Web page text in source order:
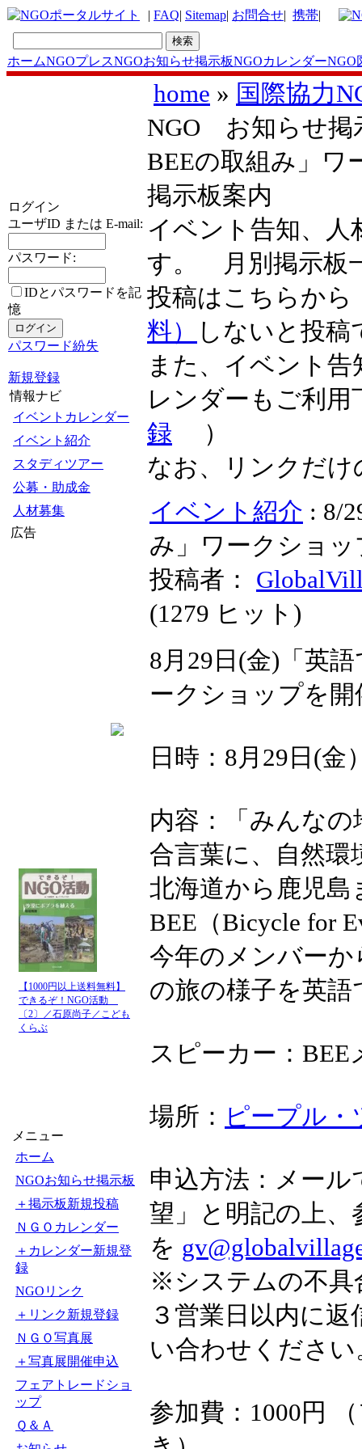
| FAQ| Sitemap| お問合せ| 携帯|
ホームNGOプレスNGOお知らせ掲示板NGOカレンダーNGO
ログイン
ユーザID または E-mail:
パスワード:
IDとパスワードを記
憶
パスワード紛失
新規登録
情報ナビ
イベントカレンダー
イベント紹介
スタディツアー
公募・助成金
人材募集
広告
【1000円以上送料無料】
できるぞ！NGO活動
〔2〕／石原尚子／こども
くらぶ
メニュー
ホーム
NGOお知らせ掲示板
＋掲示板新規投稿
ＮＧＯカレンダー
＋カレンダー新規登
録
NGOリンク
＋リンク新規登録
ＮＧＯ写真展
＋写真展開催申込
フェアトレードショ
ップ
Ｑ＆Ａ
home » 国際協力
NGO お知らせ掲
BEEの取組み」ワ
掲示板案内
イベント告知、人
す。 月別掲示
投稿はこちらか
料）
しないと投
また、イベント
レンダーもご利
録 ）
なお、リンクだ
イベント紹介 : 8/
み」ワークショッ
投稿者：
(1279 ヒット )
8月29日(金)「英
ークショップを
日時：8月29日(金
内容：「みんな
合言葉に、自然
北海道から鹿児
BEE（Bicycle for
今年のメンバー
の旅の様子を英
スピーカー：BEE
場所： ピープル
申込方法：メー
望」と明記の上、
を
※システムの不具
３営業日以内に
い合わせください
参加費：1000円